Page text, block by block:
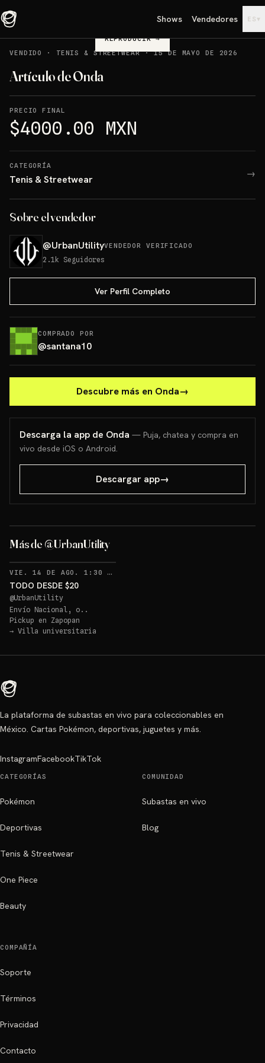
Shows Vendedores ES ▾
REPRODUCIR→
VENDIDO
· TENIS & STREETWEAR·15 DE MAYO DE 2026
Artículo de Onda
PRECIO FINAL
$4000.00 MXN
CATEGORÍA
Tenis & Streetwear →
Sobre el vendedor
@UrbanUtilityVENDEDOR VERIFICADO
2.1k Seguidores
Ver Perfil Completo
COMPRADO POR
@santana10
Descubre más en Onda→
Descarga la app de Onda — Puja, chatea y compra en
vivo desde iOS o Android.
Descargar app→
Más de @UrbanUtility
VIE. 14 DE AGO. 1:30 AM
TODO DESDE $20
@UrbanUtility
Envío Nacional, o..
Pickup en Zapopan
→ Villa universitaria
La plataforma de subastas en vivo para coleccionables en
México. Cartas Pokémon, deportivas, juguetes y más.
InstagramFacebookTikTok
CATEGORÍAS
Pokémon
Deportivas
Tenis & Streetwear
One Piece
Beauty
COMUNIDAD
Subastas en vivo
Blog
COMPAÑÍA
Soporte
Términos
Privacidad
Contacto